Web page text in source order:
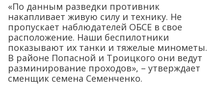
«По данным разведки противник
накапливает живую силу и технику. Не
пропускает наблюдателей ОБСЕ в свое
расположение. Наши беспилотники
показывают их танки и тяжелые минометы.
В районе Попасной и Троицкого они ведут
разминирование проходов», – утверждает
сменщик семена Семенченко.